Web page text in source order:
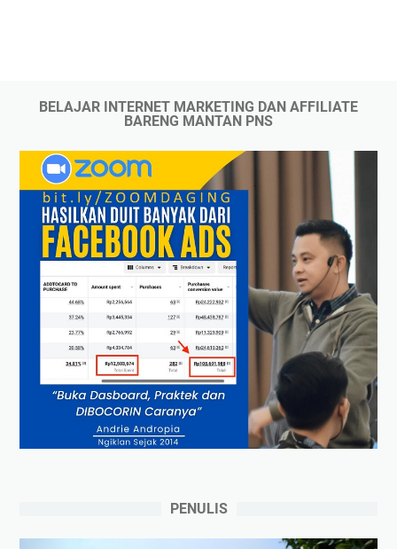
BELAJAR INTERNET MARKETING DAN AFFILIATE
BARENG MANTAN PNS
PENULIS